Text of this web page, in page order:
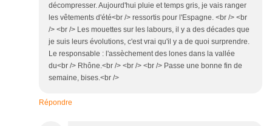
décompresser. Aujourd'hui pluie et temps gris, je vais ranger
les vêtements d'été<br /> ressortis pour l'Espagne. <br /> <br
/> <br /> Les mouettes sur les labours, il y a des décades que
je suis leurs évolutions, c'est vrai qu'il y a de quoi surprendre.
Le responsable : l'assèchement des lones dans la vallée
du<br /> Rhône.<br /> <br /> <br /> Passe une bonne fin de
semaine, bises.<br />
Répondre